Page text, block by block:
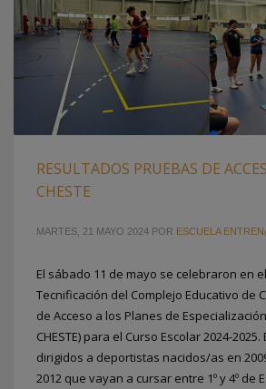
RESULTADOS PRUEBAS DE
CHESTE
MARTES, 21 MAYO 2024 POR ESCUELA
El sábado 11 de mayo se celebraron en
Tecnificación del Complejo Educativo de
de Acceso a los Planes de
CHESTE) para el Curso Escolar 2024-
dirigidos a deportistas nacidos/as en
2012 que vayan a cursar entre 1º y 4º de